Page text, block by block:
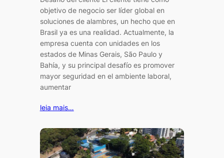
objetivo de negocio ser líder global en
soluciones de alambres, un hecho que en
Brasil ya es una realidad. Actualmente, la
empresa cuenta con unidades en los
estados de Minas Gerais, São Paulo y
Bahía, y su principal desafío es promover
mayor seguridad en el ambiente laboral,
aumentar
leia mais…